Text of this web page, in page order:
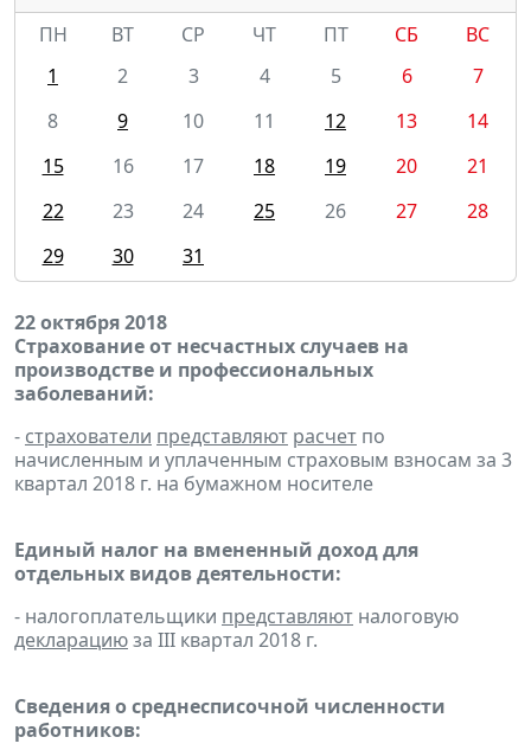
ПН
ВТ СР ЧТ ПТ СБ
ВС
1
2 3 4 5 6
7
8
9 10 11 12 13
14
15
16 17 18 19 20
21
22
23 24 25 26 27
28
29
30 31
22 октября 2018
Страхование от несчастных случаев на
производстве и профессиональных
заболеваний:
- страхователи представляют расчет по
начисленным и уплаченным страховым взносам за 3
квартал 2018 г. на бумажном носителе
Единый налог на вмененный доход для
отдельных видов деятельности:
- налогоплательщики представляют налоговую
декларациюза III квартал 2018 г.
Сведения о среднесписочной численности
работников: